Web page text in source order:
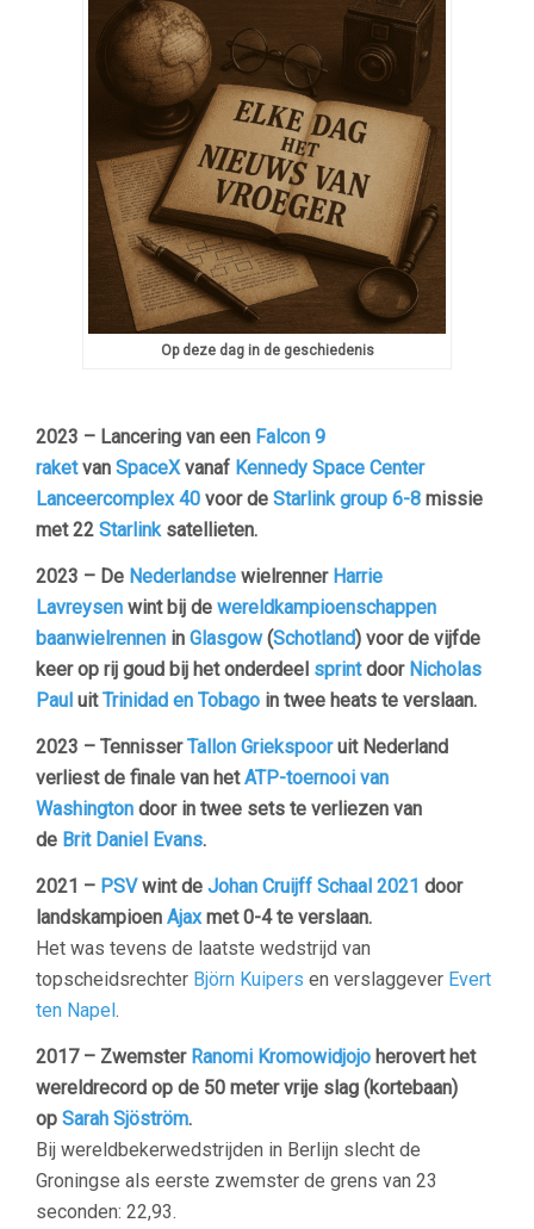
Op deze dag in de geschiedenis
2023 – Lancering van een Falcon 9
raketvan SpaceXvanaf Kennedy Space Center
Lanceercomplex 40 voor de Starlink group 6-8 missie
met 22 Starlinksatellieten.
2023 – De Nederlandse wielrenner Harrie
Lavreysen wint bij de wereldkampioenschappen
baanwielrennen in Glasgow(Schotland) voor de vijfde
keer op rij goud bij het onderdeel sprintdoor Nicholas
Paul uitTrinidad en Tobago in twee heats te verslaan.
2023 – TennisserTallon Griekspooruit Nederland
verliest de finale van hetATP-toernooi van
Washington door in twee sets te verliezen van
de Brit Daniel Evans.
2021 – PSVwint de Johan Cruijff Schaal 2021 door
landskampioen Ajaxmet 0-4 te verslaan.
Het was tevens de laatste wedstrijd van
topscheidsrechter Björn Kuipers en verslaggever Evert
ten Napel.
2017 – Zwemster Ranomi Kromowidjojo herovert het
wereldrecord op de 50 meter vrije slag (kortebaan)
op Sarah Sjöström.
Bij wereldbekerwedstrijden in Berlijn slecht de
Groningse als eerste zwemster de grens van 23
seconden: 22,93.